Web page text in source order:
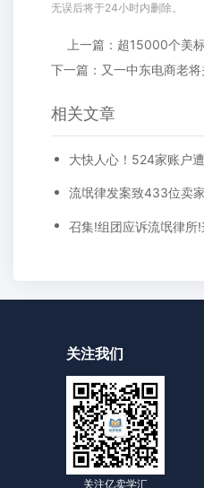
无误后将于24小时内删除。
上一篇：超15000个美
相关文章
召集!组团应诉流氓律所
关注我们
关注亿卖学汇